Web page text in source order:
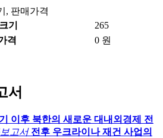
, 판매가격
기
265
격
0 원
서
이후 북한의 새로운 대내외경제 전
고서 전후 우크라이나 재건 사업의